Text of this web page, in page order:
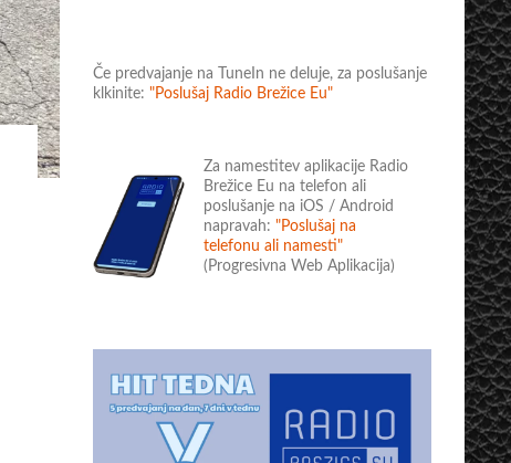
Če predvajanje na TuneIn ne deluje, za poslušanje
klkinite: "Poslušaj Radio Brežice Eu"
Za namestitev aplikacije Radio
Brežice Eu na telefon ali
poslušanje na iOS / Android
napravah: "Poslušaj na
telefonu ali namesti"
(Progresivna Web Aplikacija)